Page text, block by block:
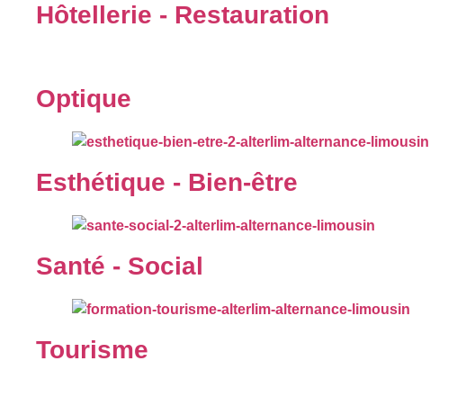
Hôtellerie - Restauration
Optique
Esthétique - Bien-être
Santé - Social
Tourisme